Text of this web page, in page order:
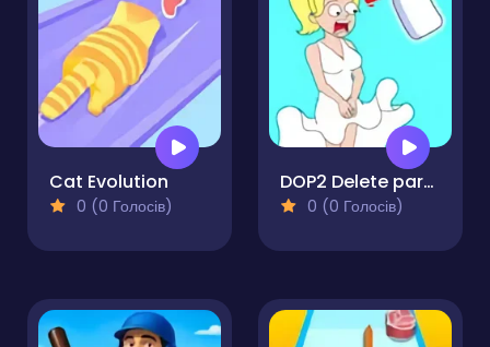
Cat Evolution
0 (0 Голосів)
DOP2 Delete part in Love Story
0 (0 Голосів)